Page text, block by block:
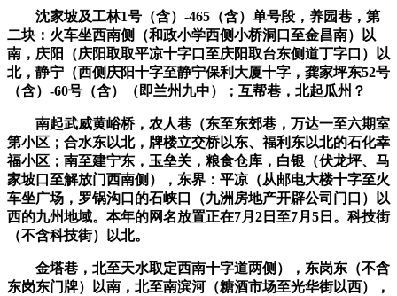
沈家坡及工林1号（含）-465（含）单号段，养园巷，第
二块：火车坐西南侧（和政小学西侧小桥洞口至金昌南）以
南，庆阳（庆阳取取平凉十字口至庆阳取台东侧道丁字口）以
北，静宁（西侧庆阳十字至静宁保利大厦十字，龚家坪东52号
（含）-60号（含）（即兰州九中）；互帮巷，北起瓜州？
南起武威黄峪桥，农人巷（东至东郊巷，万达一至六期室
第小区；合水东以北，牌楼立交桥以东、福利东以北的石化幸
福小区；南至建宁东，玉垒关，粮食仓库，白银（伏龙坪、马
家坡口至解放门西南侧），东界：平凉（从邮电大楼十字至火
车坐广场，罗锅沟口的石峡口（九洲房地产开辟公司门口）以
西的九州地域。本年的网名放置正在7月2日至7月5日。科技街
（不含科技街）以北。
金塔巷，北至天水取定西南十字道两侧），东岗东（不含
东岗东门牌）以南，北至南滨河（糖酒市场至光华街以西），